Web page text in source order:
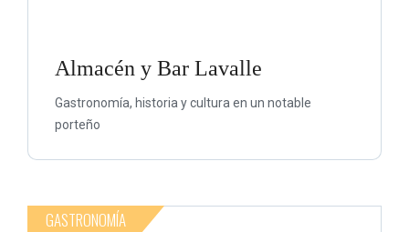
Almacén y Bar Lavalle
Gastronomía, historia y cultura en un notable
porteño
GASTRONOMÍA